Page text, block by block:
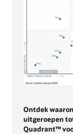
Ontdek
uitgeroepen
Quadrant™